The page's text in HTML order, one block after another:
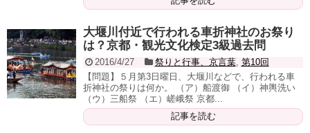
大堰川付近で行われる車折神社のお祭り
は？京都・観光文化検定3級過去問
2016/4/27 祭りと行事、京言葉, 第10回
【問題】５月第3日曜日、大堰川などで、行われる車
折神社の祭りは何か。 （ア）船渡御 （イ）神輿洗い
（ウ）三船祭 （エ）嵯峨祭 京都...
記事を読む